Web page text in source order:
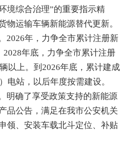
境综合治理”的重要指示精
物运输车辆新能源替代更新。
2026年，力争全市累计注册新
年底，力争全市累计注册
以上。到2026年底，累计建成
电站，以后年度按需建设。
明确了享受政策支持的新能源
品公告，满足在我市公安机关
领、安装车载北斗定位、补贴